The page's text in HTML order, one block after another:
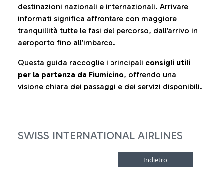
destinazioni nazionali e internazionali. Arrivare
informati significa affrontare con maggiore
tranquillità tutte le fasi del percorso, dall’arrivo in
aeroporto fino all’imbarco.
Questa guida raccoglie i principali consigli utili
per la partenza da Fiumicino, offrendo una
visione chiara dei passaggi e dei servizi disponibili.
SWISS INTERNATIONAL AIRLINES